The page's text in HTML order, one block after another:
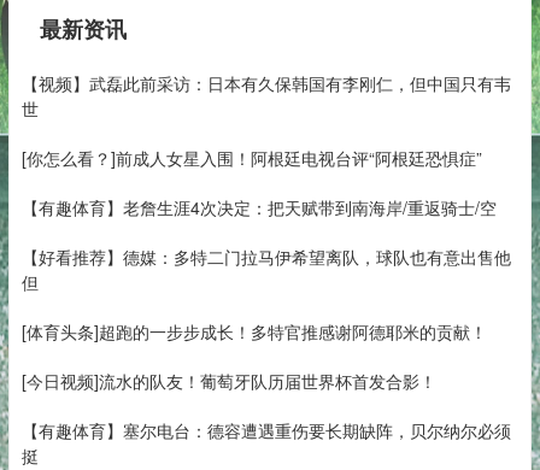
最新资讯
【视频】武磊此前采访：日本有久保韩国有李刚仁，但中国只有韦
世
[你怎么看？]前成人女星入围！阿根廷电视台评“阿根廷恐惧症”
【有趣体育】老詹生涯4次决定：把天赋带到南海岸/重返骑士/空
【好看推荐】德媒：多特二门拉马伊希望离队，球队也有意出售他
但
[体育头条]超跑的一步步成长！多特官推感谢阿德耶米的贡献！
[今日视频]流水的队友！葡萄牙队历届世界杯首发合影！
【有趣体育】塞尔电台：德容遭遇重伤要长期缺阵，贝尔纳尔必须
挺